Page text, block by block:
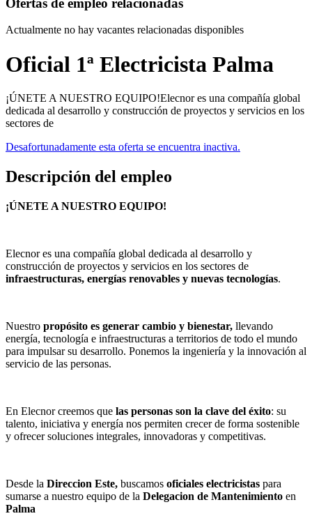
Actualmente no hay vacantes relacionadas disponibles
Oficial 1ª Electricista Palma
¡ÚNETE A NUESTRO EQUIPO!Elecnor es una compañía global
dedicada al desarrollo y construcción de proyectos y servicios en los
sectores de
Desafortunadamente esta oferta se encuentra inactiva.
Descripción del empleo
¡ÚNETE A NUESTRO EQUIPO!
Elecnor es una compañía global dedicada al desarrollo y
construcción de proyectos y servicios en los sectores de
infraestructuras, energías renovables y nuevas tecnologías.
Nuestro propósito es generar cambio y bienestar, llevando
energía, tecnología e infraestructuras a territorios de todo el mundo
para impulsar su desarrollo. Ponemos la ingeniería y la innovación al
servicio de las personas.
En Elecnor creemos que las personas son la clave del éxito: su
talento, iniciativa y energía nos permiten crecer de forma sostenible
y ofrecer soluciones integrales, innovadoras y competitivas.
Desde la Direccion Este, buscamos oficiales electricistas para
sumarse a nuestro equipo de la Delegacion de Mantenimiento en
Palma